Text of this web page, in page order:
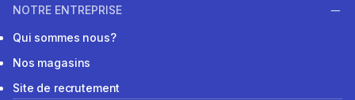
NOTRE ENTREPRISE
Qui sommes nous?
Nos magasins
Site de recrutement